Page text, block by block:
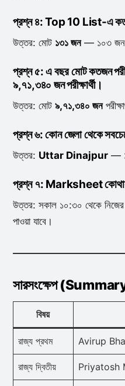
প্রশ্ন ৪: Top 10 List-এ
উত্তর: মোট ১৩১ জন— ১০৩ জন
প্রশ্ন ৫: এ বছর মোট কতজন
৯,৭১,৩৪০ জনপরীক্ষার্থী।
উত্তর: মোট ৯,৭১,৩৪০ জন
প্রশ্ন ৬: কোন জেলা থেকে
উত্তর: Uttar Dinajpur—
প্রশ্ন ৭: Marksheet
উত্তর: সকাল ১০:৩০ থেকে
পাওয়া যাবে।
সারসংক্ষেপ
বিষয়
রাজ্য প্রথম Avirup
রাজ্য দ্বিতীয় Priyatosh